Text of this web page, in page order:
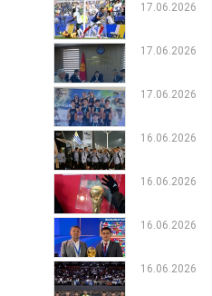
17.06.2026
17.06.2026
17.06.2026
16.06.2026
16.06.2026
16.06.2026
16.06.2026